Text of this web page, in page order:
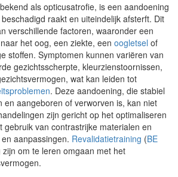
als opticusatrofie, is een aandoening
raakt en uiteindelijk afsterft. Dit
verschillende factoren, waaronder een
het oog, een ziekte, een oogletsel of
stoffen. Symptomen kunnen variëren van
gezichtsscherpte, kleurzienstoornissen,
wat kan leiden tot
. Deze aandoening, die stabiel
en aangeboren of verworven is, kan niet
zijn gericht op het optimaliseren
gebruik van contrastrijke materialen en
aanpassingen. Revalidatietraining (BE
om te leren omgaan met het